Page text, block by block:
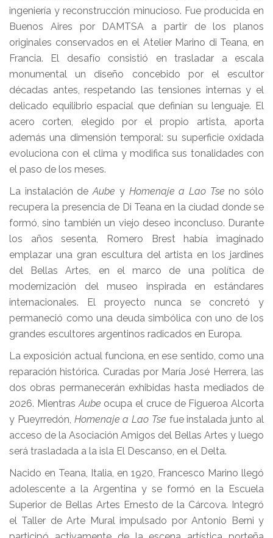
ingeniería y reconstrucción minucioso. Fue producida en
Buenos Aires por DAMTSA a partir de los planos
originales conservados en el Atelier Marino di Teana, en
Francia. El desafío consistió en trasladar a escala
monumental un diseño concebido por el escultor
décadas antes, respetando las tensiones internas y el
delicado equilibrio espacial que definían su lenguaje. El
acero corten, elegido por el propio artista, aporta
además una dimensión temporal: su superficie oxidada
evoluciona con el clima y modifica sus tonalidades con
el paso de los meses.
La instalación deAube y Homenaje a Lao Tse no sólo
recupera la presencia de Di Teana en la ciudad donde se
formó, sino también un viejo deseo inconcluso. Durante
los años sesenta, Romero Brest había imaginado
emplazar una gran escultura del artista en los jardines
del Bellas Artes, en el marco de una política de
modernización del museo inspirada en estándares
internacionales. El proyecto nunca se concretó y
permaneció como una deuda simbólica con uno de los
grandes escultores argentinos radicados en Europa.
La exposición actual funciona, en ese sentido, como una
reparación histórica. Curadas por María José Herrera, las
dos obras permanecerán exhibidas hasta mediados de
2026. MientrasAube ocupa el cruce de Figueroa Alcorta
y Pueyrredón, Homenaje a Lao Tse fue instalada junto al
acceso de la Asociación Amigos del Bellas Artes y luego
será trasladada a la isla El Descanso, en el Delta.
Nacido en Teana, Italia, en 1920, Francesco Marino llegó
adolescente a la Argentina y se formó en la Escuela
Superior de Bellas Artes Ernesto de la Cárcova. Integró
el Taller de Arte Mural impulsado por Antonio Berni y